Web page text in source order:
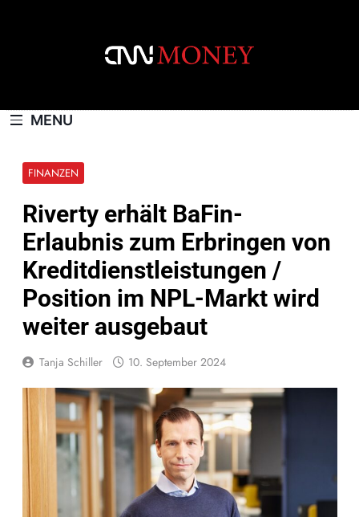
MENU
FINANZEN
Riverty erhält BaFin-
Erlaubnis zum Erbringen von
Kreditdienstleistungen /
Position im NPL-Markt wird
weiter ausgebaut
Tanja Schiller 10. September 2024